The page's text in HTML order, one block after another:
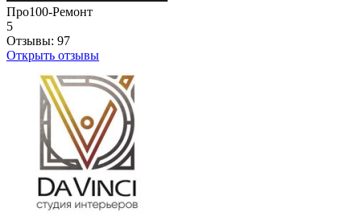
Про100-Ремонт
5
Отзывы: 97
Открыть отзывы